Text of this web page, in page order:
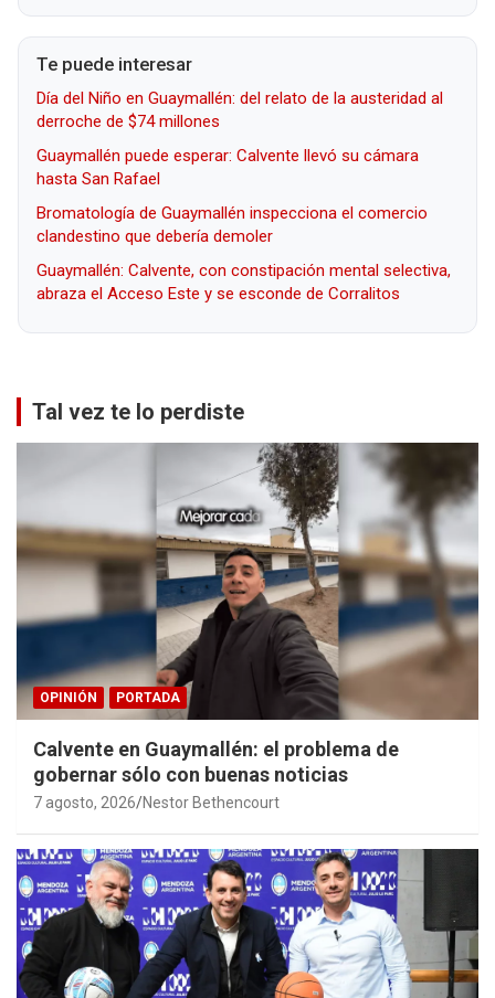
Te puede interesar
Día del Niño en Guaymallén: del relato de la austeridad al
derroche de $74 millones
Guaymallén puede esperar: Calvente llevó su cámara
hasta San Rafael
Bromatología de Guaymallén inspecciona el comercio
clandestino que debería demoler
Guaymallén: Calvente, con constipación mental selectiva,
abraza el Acceso Este y se esconde de Corralitos
Tal vez te lo perdiste
OPINIÓN PORTADA
Calvente en Guaymallén: el problema de
gobernar sólo con buenas noticias
7 agosto, 2026 Nestor Bethencourt